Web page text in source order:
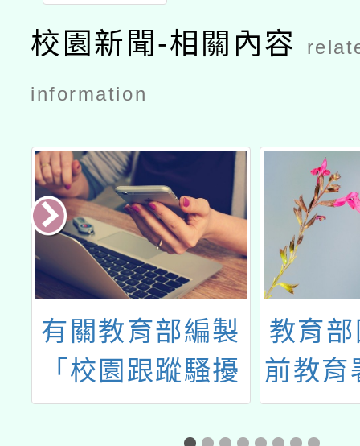
校園新聞-相關內容
information
有關教育部編製
「校園跟蹤騷擾
防制工作手冊」
教育
前教育
總統